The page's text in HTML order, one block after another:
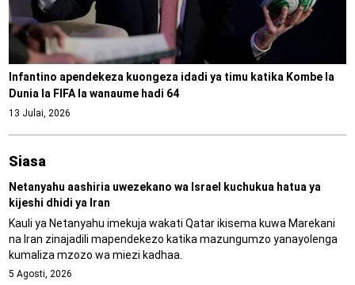
Infantino apendekeza kuongeza idadi ya timu katika Kombe la
Dunia la FIFA la wanaume hadi 64
13 Julai, 2026
Siasa
Netanyahu aashiria uwezekano wa Israel kuchukua hatua ya
kijeshi dhidi ya Iran
Kauli ya Netanyahu imekuja wakati Qatar ikisema kuwa Marekani
na Iran zinajadili mapendekezo katika mazungumzo yanayolenga
kumaliza mzozo wa miezi kadhaa.
5 Agosti, 2026